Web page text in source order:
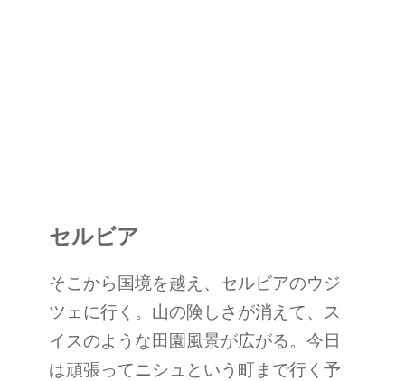
セルビア
そこから国境を越え、セルビアのウジ
ツェに行く。山の険しさが消えて、ス
イスのような田園風景が広がる。今日
は頑張ってニシュという町まで行く予